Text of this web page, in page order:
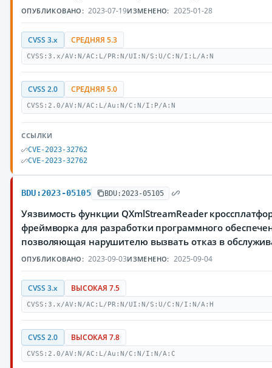
ОПУБЛИКОВАНО: 2023-07-19ИЗМЕНЕНО: 2025-01-28
CVSS 3.x СРЕДНЯЯ 5.3
CVSS:3.x/AV:N/AC:L/PR:N/UI:N/S:U/C:N/I:L/A:N
CVSS 2.0 СРЕДНЯЯ 5.0
CVSS:2.0/AV:N/AC:L/Au:N/C:N/I:P/A:N
ССЫЛКИ
CVE-2023-32762
CVE-2023-32762
BDU:2023-05105 BDU:2023-05105
Уязвимость функции QXmlStreamReader
фреймворка для разработки программного
позволяющая нарушителю вызвать отказ в
ОПУБЛИКОВАНО: 2023-09-03ИЗМЕНЕНО: 2025-09-04
CVSS 3.x ВЫСОКАЯ 7.5
CVSS:3.x/AV:N/AC:L/PR:N/UI:N/S:U/C:N/I:N/A:H
CVSS 2.0 ВЫСОКАЯ 7.8
CVSS:2.0/AV:N/AC:L/Au:N/C:N/I:N/A:C